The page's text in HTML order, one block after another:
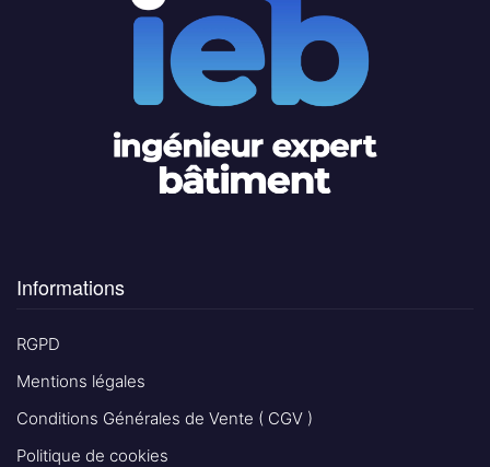
Informations
RGPD
Mentions légales
Conditions Générales de Vente ( CGV )
Politique de cookies